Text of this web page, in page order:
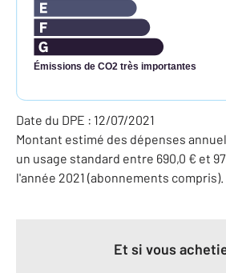
Émissions de CO2 très importantes
Date du DPE : 12/07/2021
Montant estimé des dépenses
un usage standard entre 690,0 € et
l'année 2021 (abonnements compris).
Et si vous